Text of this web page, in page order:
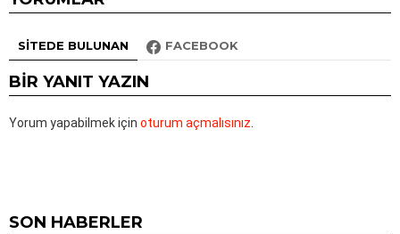
SITEDE BULUNAN FACEBOOK
BIR YANIT YAZIN
Yorum yapabilmek için oturum açmalısınız.
SON HABERLER